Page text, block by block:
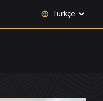
Site dili seçimi